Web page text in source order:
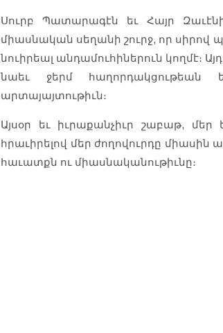
Սուրբ Պատարագէն եւ Հայր
միասնական սեղանի շուրջ, որ
նուիրեալ անդամուհիներուն կողմէ։
նաեւ ջերմ հաղորդակցութեան
արտայայտութիւն։
Այսօր եւ իւրաքանչիւր շաբաթ,
հրաւիրելով մեր ժողովուրդը միասին
հաւատքն ու միասնականութիւնը։